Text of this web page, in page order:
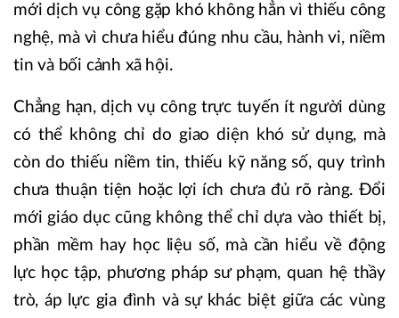
mới dịch vụ công gặp khó không hẳn vì thiếu công
nghệ, mà vì chưa hiểu đúng nhu cầu, hành vi, niềm
tin và bối cảnh xã hội.
Chẳng hạn, dịch vụ công trực tuyến ít người dùng
có thể không chỉ do giao diện khó sử dụng, mà
còn do thiếu niềm tin, thiếu kỹ năng số, quy trình
chưa thuận tiện hoặc lợi ích chưa đủ rõ ràng. Đổi
mới giáo dục cũng không thể chỉ dựa vào thiết bị,
phần mềm hay học liệu số, mà cần hiểu về động
lực học tập, phương pháp sư phạm, quan hệ thầy
trò, áp lực gia đình và sự khác biệt giữa các vùng